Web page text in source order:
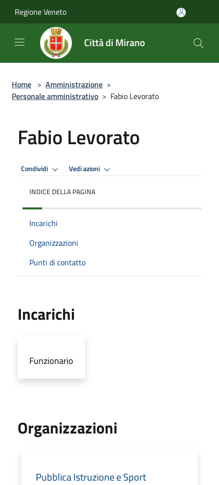
Regione Veneto
Città di Mirano
Home > Amministrazione >
Personale amministrativo > Fabio Levorato
Fabio Levorato
Condividi Vedi azioni
INDICE DELLA PAGINA
Incarichi
Organizzazioni
Punti di contatto
Incarichi
Funzionario
Organizzazioni
Pubblica Istruzione e Sport